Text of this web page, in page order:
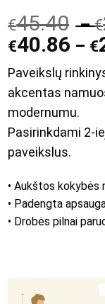
€45.40 –€
€40.86 – €
Paveikslų
akcentas
modernumu.
Pasirinkdami 2-
paveikslus.
• Aukštos kokybės
• Padengta
• Drobės pilnai